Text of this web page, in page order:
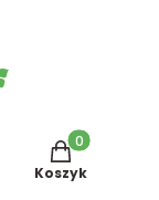
Produkty w
Koszyk